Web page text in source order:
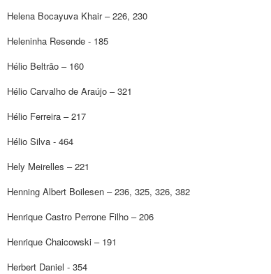
Helena Bocayuva Khair – 226, 230
Heleninha Resende - 185
Hélio Beltrão – 160
Hélio Carvalho de Araújo – 321
Hélio Ferreira – 217
Hélio Silva - 464
Hely Meirelles – 221
Henning Albert Boilesen – 236, 325, 326, 382
Henrique Castro Perrone Filho – 206
Henrique Chaicowski – 191
Herbert Daniel - 354